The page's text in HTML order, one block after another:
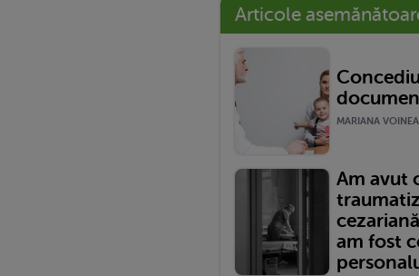
Articole
MARIANA
Am avut
am fost